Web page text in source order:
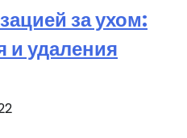
за ухом:
и удаления